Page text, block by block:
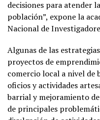
decisiones para atender
población”, expone la
Nacional de
Algunas de las
proyectos de
comercio local a nivel
oficios y actividades
barrial y mejoramiento
de principales